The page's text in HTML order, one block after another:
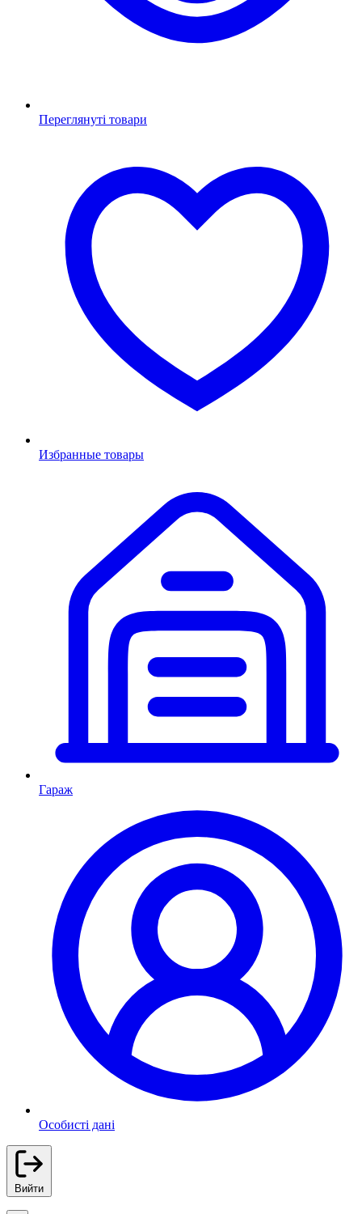
Переглянуті товари
Избранные товары
Гараж
Особисті дані
Вийти